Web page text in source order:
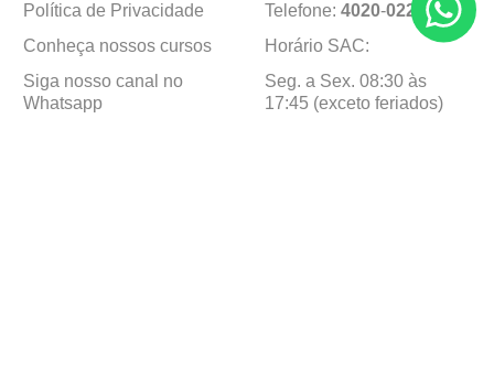
Política de Privacidade
Conheça nossos cursos
Siga nosso canal no
Whatsapp
Telefone: 4020-0220
Horário SAC:
Seg. a Sex. 08:30 às
17:45 (exceto feriados)